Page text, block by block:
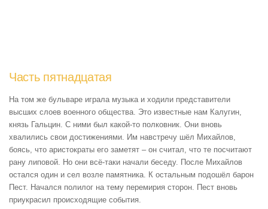
Часть пятнадцатая
На том же бульваре играла музыка и ходили представители
высших слоев военного общества. Это известные нам Калугин,
князь Гальцин. С ними был какой-то полковник. Они вновь
хвалились свои достижениями. Им навстречу шёл Михайлов,
боясь, что аристократы его заметят – он считал, что те посчитают
рану липовой. Но они всё-таки начали беседу. После Михайлов
остался один и сел возле памятника. К остальным подошёл барон
Пест. Начался полилог на тему перемирия сторон. Пест вновь
приукрасил происходящие события.